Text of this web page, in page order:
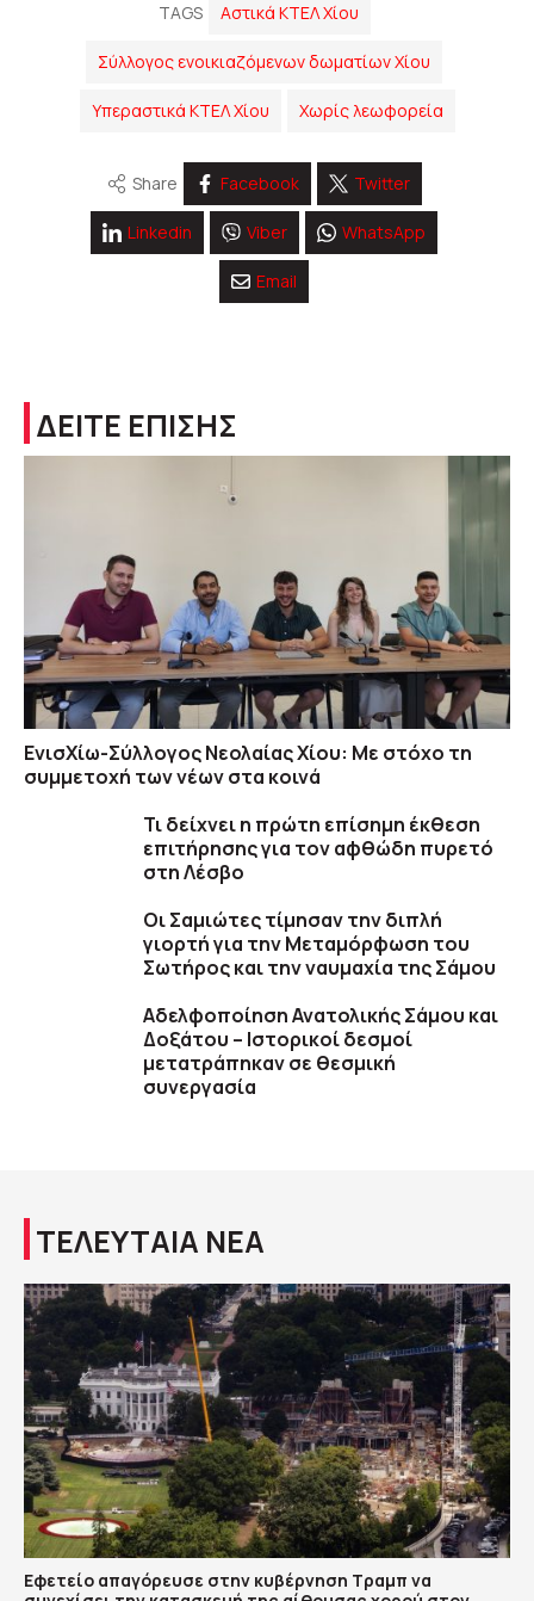
TAGS Αστικά ΚΤΕΛ Χίου
Σύλλογος ενοικιαζόμενων δωματίων Χίου
Υπεραστικά ΚΤΕΛ Χίου Χωρίς λεωφορεία
Share Facebook Twitter
Linkedin Viber WhatsApp
Email
ΔΕΙΤΕ ΕΠΙΣΗΣ
ΕνισΧίω-Σύλλογος Νεολαίας Χίου: Με στόχο τη
συμμετοχή των νέων στα κοινά
Τι δείχνει η πρώτη επίσημη έκθεση
επιτήρησης για τον αφθώδη πυρετό
στη Λέσβο
Οι Σαμιώτες τίμησαν την διπλή
γιορτή για την Μεταμόρφωση του
Σωτήρος και την ναυμαχία της Σάμου
Αδελφοποίηση Ανατολικής Σάμου και
Δοξάτου – Ιστορικοί δεσμοί
μετατράπηκαν σε θεσμική
συνεργασία
ΤΕΛΕΥΤΑΙΑ ΝΕΑ
Εφετείο απαγόρευσε στην κυβέρνηση Τραμπ να